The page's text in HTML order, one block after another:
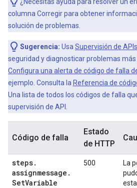
columna Corregir para obtener
solución de problemas.
Sugerencia: Usa Supervisión de APIs
seguridad y diagnosticar problemas
Configura una alerta de código de falla
ejemplo. Consulta la Referencia de
Una lista de todos los códigos de falla
supervisión de API.
Código de falla
Estado
de HTTP
steps.
assignmessage .
SetVariable
500
La